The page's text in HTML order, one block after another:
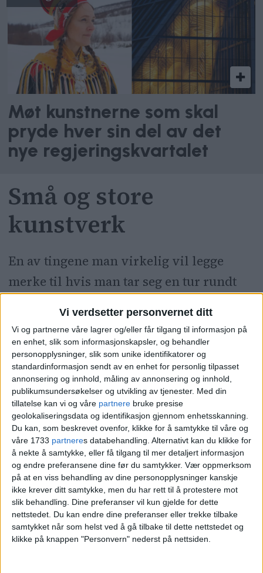
Vi verdsetter personvernet ditt
Vi og partnerne våre lagrer og/eller får tilgang til informasjon på
en enhet, slik som informasjonskapsler, og behandler
personopplysninger, slik som unike identifikatorer og
standardinformasjon sendt av en enhet for personlig tilpasset
annonsering og innhold, måling av annonsering og innhold,
publikumsundersøkelser og utvikling av tjenester. Med din
tillatelse kan vi og våre partnere bruke presise
geolokaliseringsdata og identifikasjon gjennom enhetsskanning.
Du kan, som beskrevet ovenfor, klikke for å samtykke til våre og
våre 1733 partneres databehandling. Alternativt kan du klikke for
å nekte å samtykke, eller få tilgang til mer detaljert informasjon
og endre preferansene dine før du samtykker. Vær oppmerksom
på at en viss behandling av dine personopplysninger kanskje
ikke krever ditt samtykke, men du har rett til å protestere mot
slik behandling. Dine preferanser vil kun gjelde for dette
nettstedet. Du kan endre dine preferanser eller trekke tilbake
samtykket når som helst ved å gå tilbake til dette nettstedet og
klikke på knappen "Personvern" nederst på nettsiden.
Møt kunstnerne som skal
pryde hver sin del av det
nye regjeringskvartalet
Små og store
kunstverk
En av tingene man virkelig vil legge
merke til hvis man tar seg en tur rundt
flere veldig store kunstverk.
Rundt 300 verk av 150 kunstnere både
utendørs og innendørs er representert i
det som nå omtales
somDepartementenes kunstsamling.
Maktens korridorer
KOROer ansvarlig for kunsten til
regjeringskvartalet.
I KOROs kunstplan for det nye